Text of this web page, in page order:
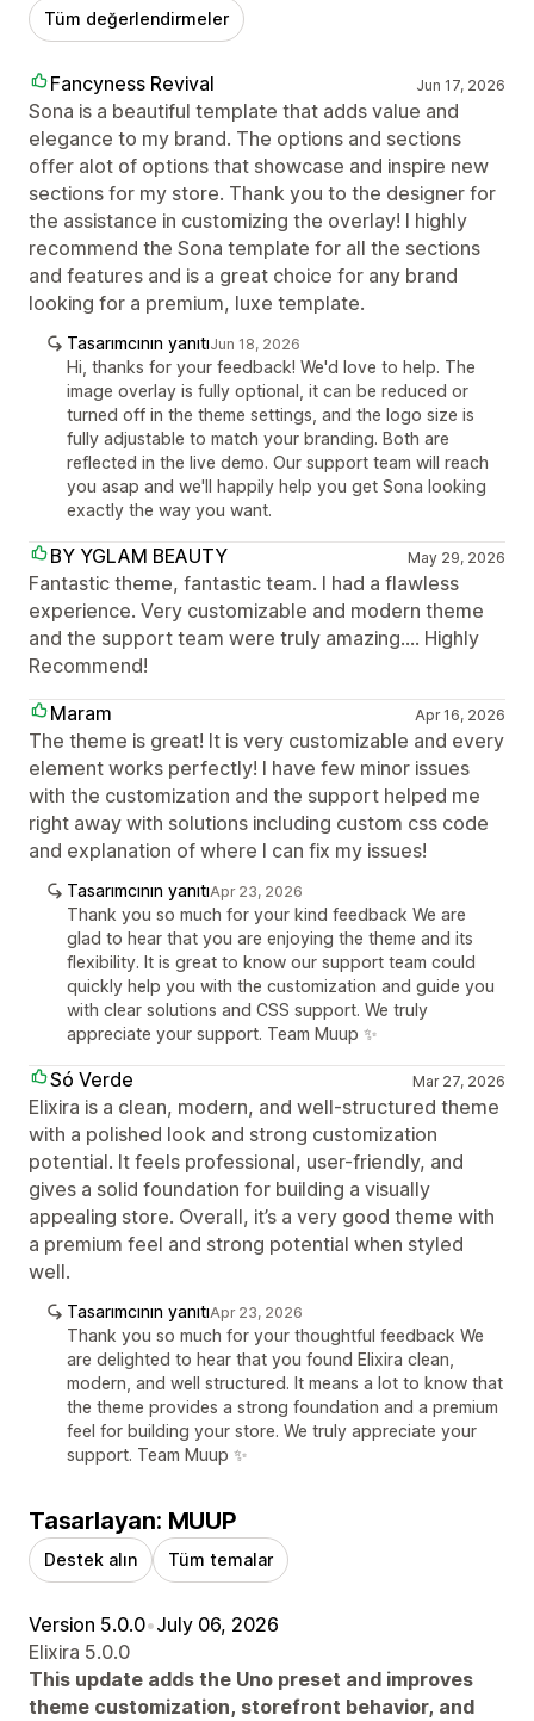
Tüm değerlendirmeler
Fancyness Revival Jun 17, 2026
Sona is a beautiful template that adds value and
elegance to my brand. The options and sections
offer alot of options that showcase and inspire new
sections for my store. Thank you to the designer for
the assistance in customizing the overlay! I highly
recommend the Sona template for all the sections
and features and is a great choice for any brand
looking for a premium, luxe template.
Tasarımcının yanıtıJun 18, 2026
Hi, thanks for your feedback! We'd love to help. The
image overlay is fully optional, it can be reduced or
turned off in the theme settings, and the logo size is
fully adjustable to match your branding. Both are
reflected in the live demo. Our support team will reach
you asap and we'll happily help you get Sona looking
exactly the way you want.
BY YGLAM BEAUTY May 29, 2026
Fantastic theme, fantastic team. I had a flawless
experience. Very customizable and modern theme
and the support team were truly amazing.... Highly
Recommend!
Maram
Apr 16, 2026
The theme is great! It is very customizable and every
element works perfectly! I have few minor issues
with the customization and the support helped me
right away with solutions including custom css code
and explanation of where I can fix my issues!
Tasarımcının yanıtıApr 23, 2026
Thank you so much for your kind feedback We are
glad to hear that you are enjoying the theme and its
flexibility. It is great to know our support team could
quickly help you with the customization and guide you
with clear solutions and CSS support. We truly
appreciate your support. Team Muup ✨
Só Verde Mar 27, 2026
Elixira is a clean, modern, and well-structured theme
with a polished look and strong customization
potential. It feels professional, user-friendly, and
gives a solid foundation for building a visually
appealing store. Overall, it’s a very good theme with
a premium feel and strong potential when styled
well.
Tasarımcının yanıtıApr 23, 2026
Thank you so much for your thoughtful feedback We
are delighted to hear that you found Elixira clean,
modern, and well structured. It means a lot to know that
the theme provides a strong foundation and a premium
feel for building your store. We truly appreciate your
support. Team Muup ✨
Tasarlayan: MUUP
Destek alın Tüm temalar
Version 5.0.0•July 06, 2026
Elixira 5.0.0
This update adds the Uno preset and improves
theme customization, storefront behavior, and